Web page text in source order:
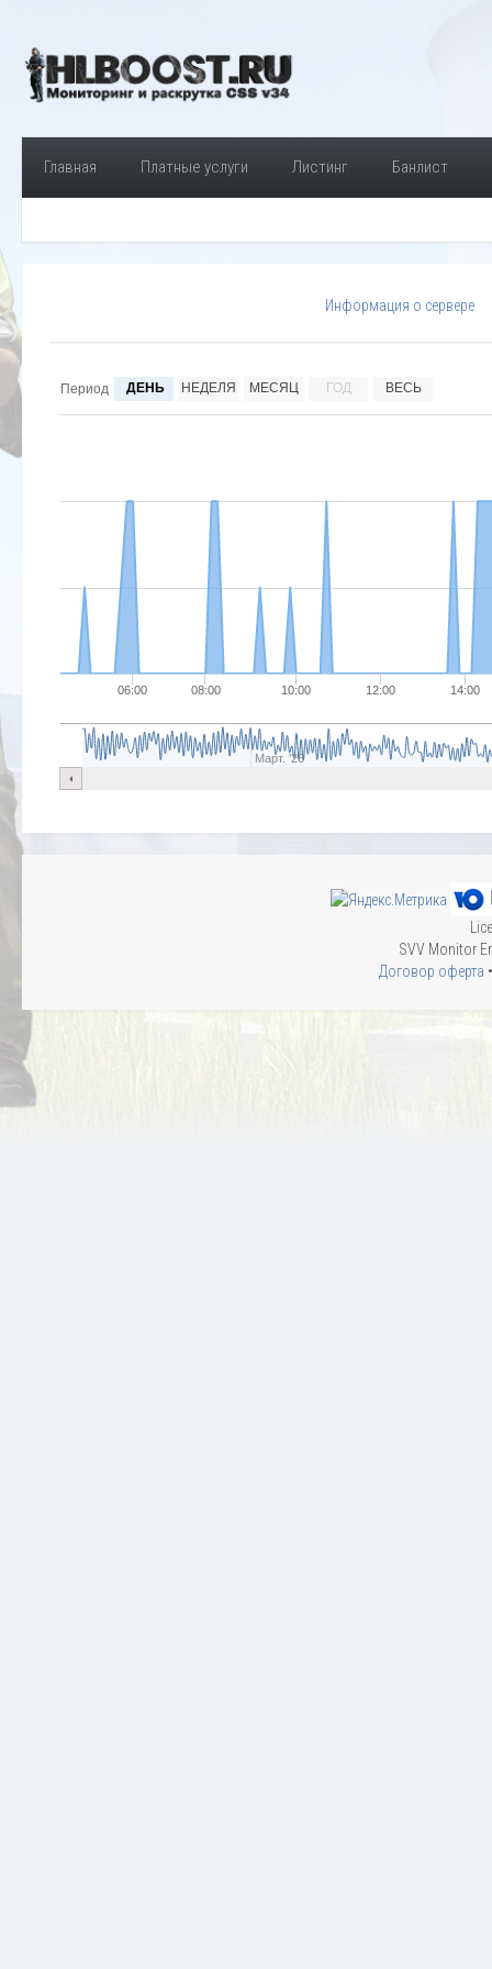
Главная Платные услуги Листинг Банлист
Информация о сервере
Период ДЕНЬ НЕДЕЛЯ МЕСЯЦ ГОД ВЕСЬ
06:00 08:00 10:00 12:00 14:00
Март. '26
SVV Monitor
Договор оферта